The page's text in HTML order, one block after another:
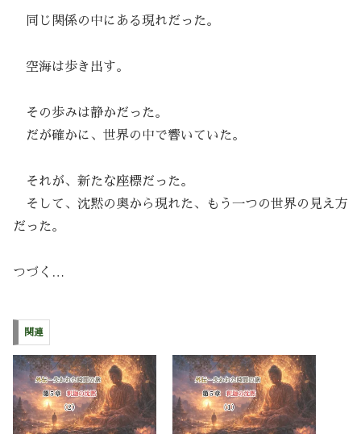
同じ関係の中にある現れだった。
空海は歩き出す。
その歩みは静かだった。
だが確かに、世界の中で響いていた。
それが、新たな座標だった。
そして、沈黙の奥から現れた、もう一つの世界の見え方
だった。
つづく…
関連